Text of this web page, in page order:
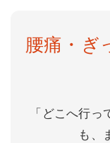
腰痛・ぎ
「どこへ行
も、